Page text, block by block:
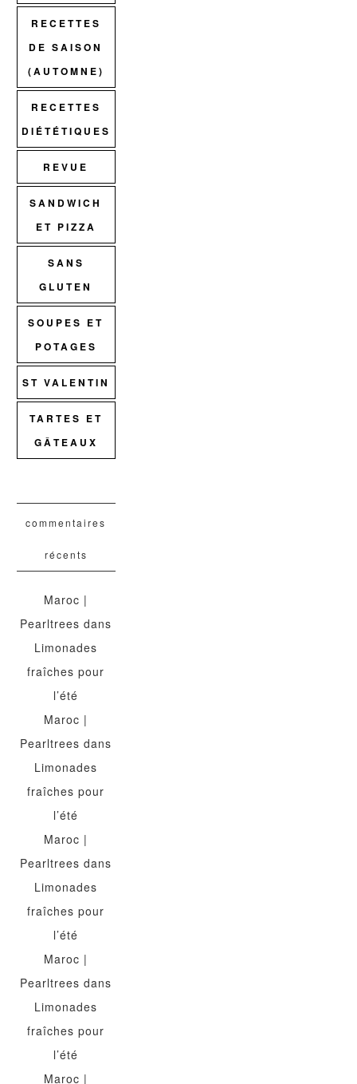
RECETTES
DE SAISON
(AUTOMNE)
RECETTES
DIÉTÉTIQUES
REVUE
SANDWICH
ET PIZZA
SANS
GLUTEN
SOUPES ET
POTAGES
ST VALENTIN
TARTES ET
GÂTEAUX
commentaires
récents
Maroc |
Pearltrees dans
Limonades
fraîches pour
l’été
Maroc |
Pearltrees dans
Limonades
fraîches pour
l’été
Maroc |
Pearltrees dans
Limonades
fraîches pour
l’été
Maroc |
Pearltrees dans
Limonades
fraîches pour
l’été
Maroc |